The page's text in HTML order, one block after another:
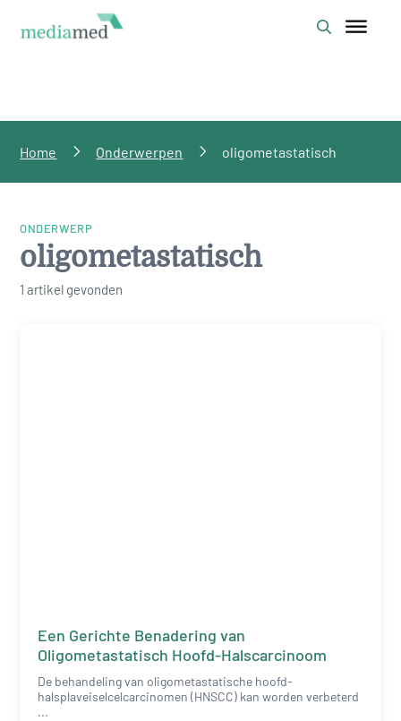
Home Onderwerpen oligometastatisch
ONDERWERP
oligometastatisch
1 artikel gevonden
Een Gerichte Benadering van
Oligometastatisch Hoofd-Halscarcinoom
De behandeling van oligometastatische hoofd-
halsplaveiselcelcarcinomen (HNSCC) kan worden verbeterd
...